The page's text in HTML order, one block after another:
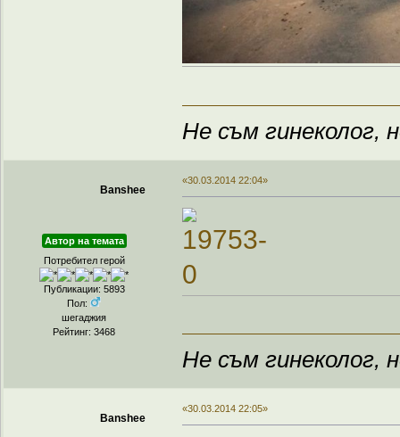
Не съм гинеколог,
Banshee
Автор на темата
Потребител герой
Публикации: 5893
Пол:
шегаджия
Рейтинг: 3468
«30.03.2014 22:04»
Не съм гинеколог,
Banshee
«30.03.2014 22:05»